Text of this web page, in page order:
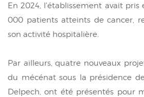
En 2024, l'établissement avait pris
000 patients atteints de cancer,
son activité hospitalière.
Par ailleurs, quatre nouveaux
du mécénat sous la présidence
Delpech, ont été présentés pour